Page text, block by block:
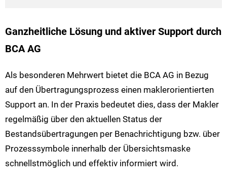
Ganzheitliche Lösung und aktiver Support durch
BCA AG
Als besonderen Mehrwert bietet die BCA AG in Bezug
auf den Übertragungsprozess einen maklerorientierten
Support an. In der Praxis bedeutet dies, dass der Makler
regelmäßig über den aktuellen Status der
Bestandsübertragungen per Benachrichtigung bzw. über
Prozesssymbole innerhalb der Übersichtsmaske
schnellstmöglich und effektiv informiert wird.